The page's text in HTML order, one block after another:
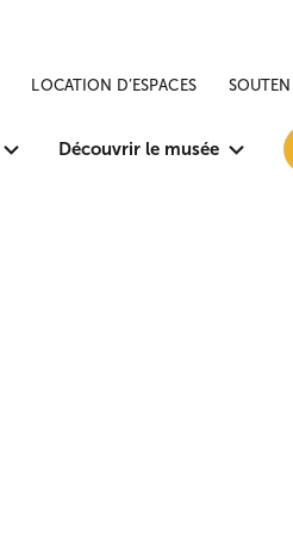
Découvrir le musée
LOCATION D’ESPACES